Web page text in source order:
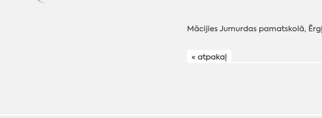
Mācijies Jumurdas pamatskolā,
« atpakaļ